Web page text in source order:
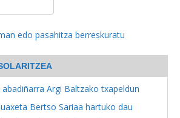
edo pasahitza berreskuratu
Argi Baltzako txapeldun
Bertso Sariaa hartuko dau